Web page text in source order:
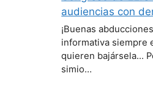
audiencias con
¡Buenas
informativa siempre
quieren bajársela...
simio…